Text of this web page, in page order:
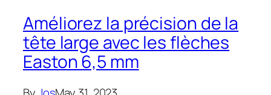
Améliorez la précision de la
tête large avec les flèches
Easton 6,5 mm